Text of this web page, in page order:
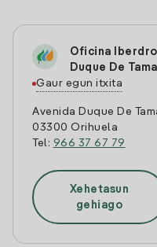
Oficina
Duque De
Gaur egun itxita
Avenida Duque De
03300 Orihuela
Tel: 966 37 67 79
Xehetasun
gehiago